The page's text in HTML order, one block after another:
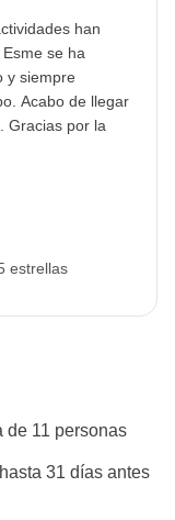
por
(terceros) y se
interviene en
alguna
para
han
se ha
y siempre
Acabo de llegar
Gracias por la
estrellas
de 11 personas
31 días antes